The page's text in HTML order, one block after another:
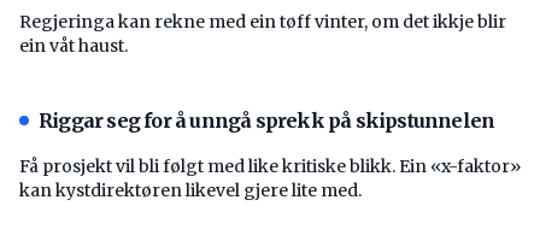
Regjeringa kan rekne med ein tøff vinter, om det ikkje blir
ein våt haust.
Riggar seg for å unngå sprekk på skipstunnelen
Få prosjekt vil bli følgt med like kritiske blikk. Ein «x-faktor»
kan kystdirektøren likevel gjere lite med.